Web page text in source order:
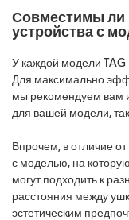
Совместимы ли
устройства с
У каждой модели
Для максимально
мы рекомендуем вам
для вашей модели,
Впрочем, в отличие
с моделью, на
могут подходить к
расстояния между
эстетическим